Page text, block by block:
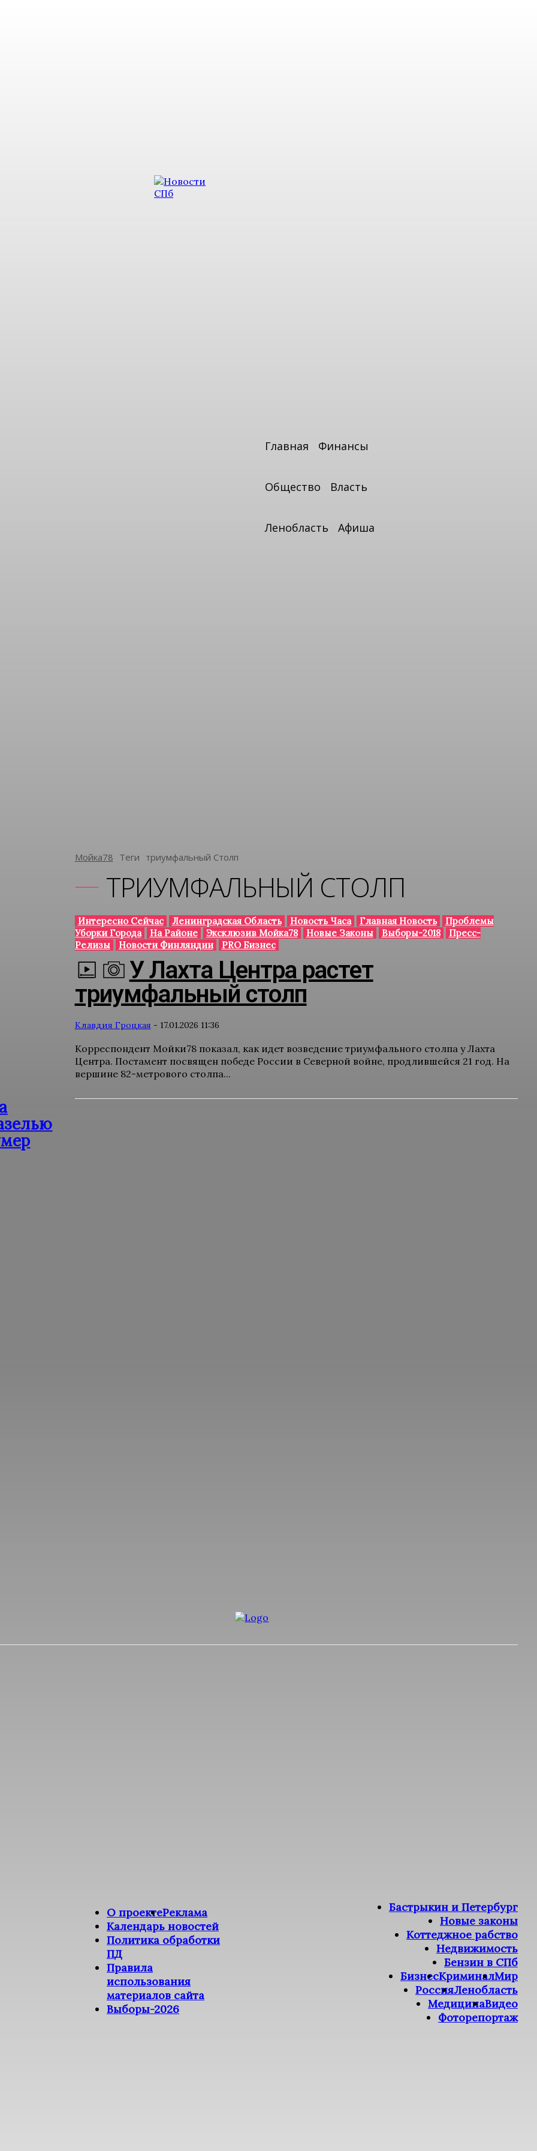
Главная Финансы
Общество Власть
Ленобласть Афиша
Мойка78 Теги Триумфальный Столп
ТРИУМФАЛЬНЫЙ СТОЛП
Интересно Сейчас Ленинградская Область Новость Часа Главная Новость
Проблемы
Уборки Города
На Районе Эксклюзив Мойка78 Новые Законы Выборы-2018
Пресс-
Релизы
Новости Финляндии PRO Бизнес
У Лахта Центра растет
триумфальный столп
Клавдия Гроцкая - 17.01.2026 11:36
Корреспондент Мойки78 показал, как идет возведение триумфального столпа у Лахта
Центра. Постамент посвящен победе России в Северной войне, продлившейся 21 год. На
вершине 82-метрового столпа...
О проектеРеклама
Календарь новостей
Политика обработки
ПД
Правила
использования
материалов сайта
Выборы-2026
Бастрыкин и Петербург
Новые законы
Коттеджное рабство
Недвижимость
Бензин в СПб
БизнесКриминалМир
РоссияЛенобласть
МедицинаВидео
Фоторепортаж